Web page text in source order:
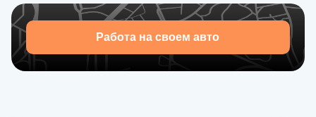
Работа на своем авто